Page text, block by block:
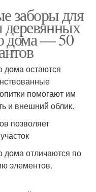
заборы для
деревянных
дома — 50
дома остаются
помогают им
и внешний облик.
позволяет
дома отличаются по
элементов.